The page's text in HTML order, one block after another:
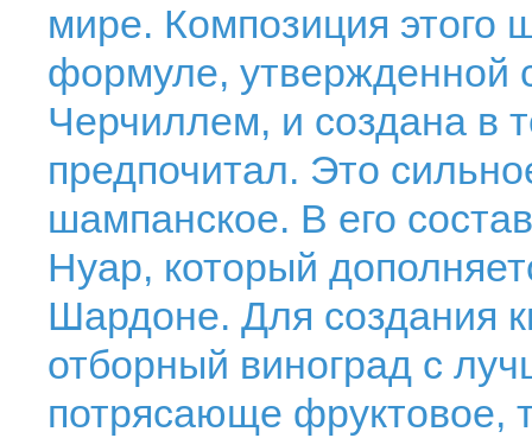
мире. Композиция этого
формуле, утвержденной
Черчиллем, и создана в
предпочитал. Это
шампанское. В его
Нуар, который
Шардоне. Для создания
отборный виноград с
потрясающе фруктовое,